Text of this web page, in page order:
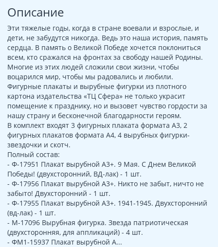
Описание
Эти тяжелые годы, когда в стране воевали и взрослые, и
дети, не забудутся никогда. Ведь это наша история, память
сердца. В память о Великой Победе хочется поклониться
всем, кто сражался на фронтах за свободу нашей Родины.
Многие из этих людей сложили свои жизни, чтобы
воцарился мир, чтобы мы радовались и любили.
Фигурные плакаты и вырубные фигурки из плотного
картона издательства «ТЦ Сфера» не только украсит
помещение к празднику, но и вызовет чувство гордости за
нашу страну и бесконечной благодарности героям.
В комплект входят 3 фигурных плаката формата А3, 2
фигурных плакатов формата А4, 4 вырубных фигурки-
звездочки и скотч.
Полный состав:
- Ф-17951 Плакат вырубной А3+. 9 Мая. С Днем Великой
Победы! (двухсторонний, ВД-лак) - 1 шт.
- Ф-17956 Плакат вырубной А3+. Никто не забыт, ничто не
забыто! Двухсторонний - 1 шт.
- Ф-17955 Плакат вырубной А3+. 1941-1945. Двухсторонний
(вд-лак) - 1 шт.
- М-17096 Вырубная фигурка. Звезда патриотическая
(двухсторонняя, для аппликаций) - 4 шт.
- ФМ1-15937 Плакат вырубной А...